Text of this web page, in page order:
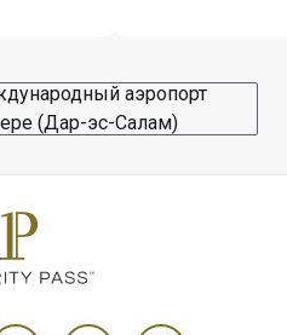
аэропорт
(Дар-эс-Салам)